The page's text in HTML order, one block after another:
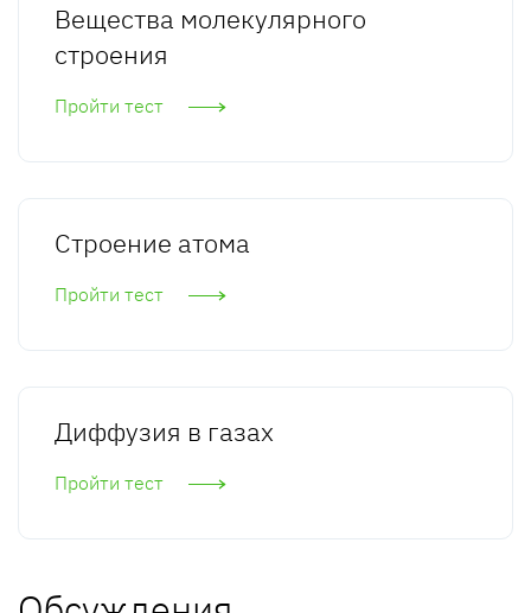
Вещества молекулярного
строения
Пройти тест
Строение атома
Пройти тест
Диффузия в газах
Пройти тест